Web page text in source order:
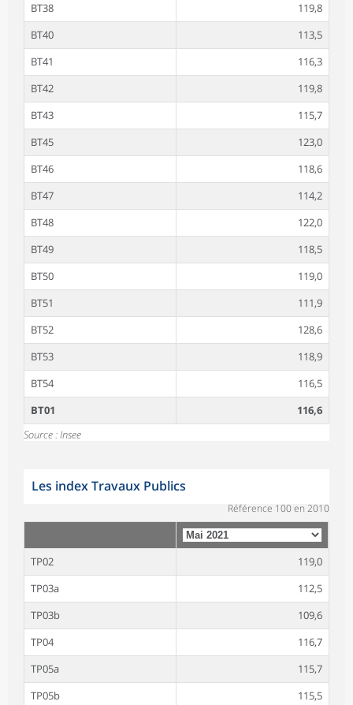
BT38
119,8
BT40
113,5
BT41
116,3
BT42
119,8
BT43
115,7
BT45
123,0
BT46
118,6
BT47
114,2
BT48
122,0
BT49
118,5
BT50
119,0
BT51
111,9
BT52
128,6
BT53
118,9
BT54
116,5
BT01
116,6
Source : Insee
Les index Travaux Publics
Référence 100 en 2010
TP02
119,0
TP03a
112,5
TP03b
109,6
TP04
116,7
TP05a
115,7
TP05b
115,5